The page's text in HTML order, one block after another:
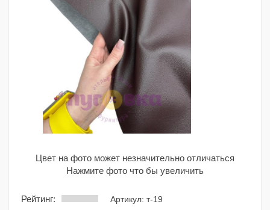
Цвет на фото может незначительно отличаться
Нажмите фото что бы увеличить
Рейтинг: Артикул: т-19